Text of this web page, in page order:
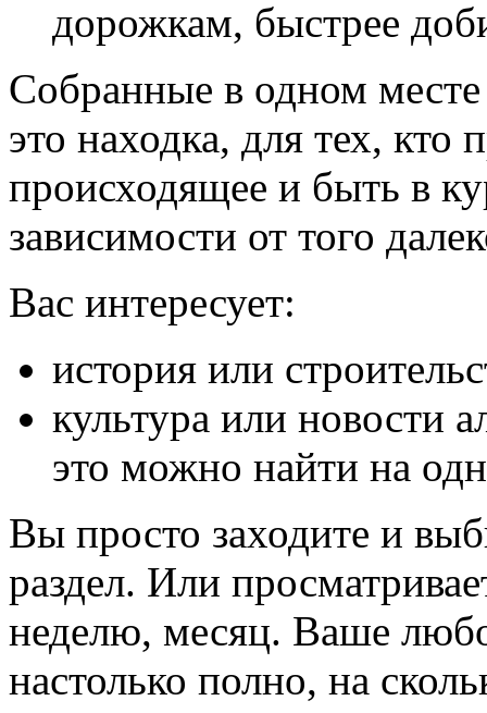
дорожкам, быстрее
Собранные в одном
это находка, для тех, кто
происходящее и быть в
зависимости от того
Вас интересует:
история или
культура или новости
это можно найти на
Вы просто заходите и
раздел. Или
неделю, месяц. Ваше
настолько полно, на